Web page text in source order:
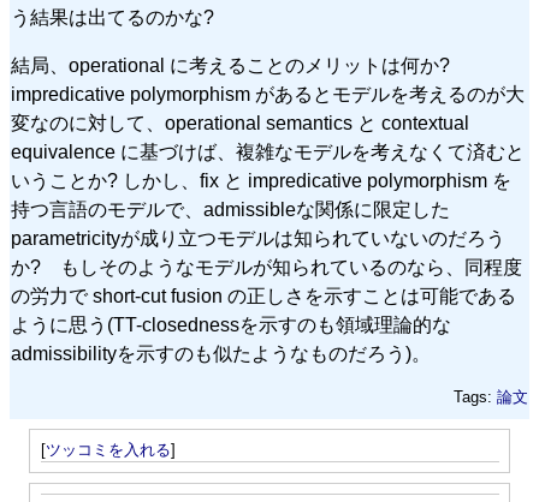
う結果は出てるのかな?
結局、operational に考えることのメリットは何か?
impredicative polymorphism があるとモデルを考えるのが大
変なのに対して、operational semantics と contextual
equivalence に基づけば、複雑なモデルを考えなくて済むと
いうことか? しかし、fix と impredicative polymorphism を
持つ言語のモデルで、admissibleな関係に限定した
parametricityが成り立つモデルは知られていないのだろう
か? もしそのようなモデルが知られているのなら、同程度
の労力で short-cut fusion の正しさを示すことは可能である
ように思う(TT-closednessを示すのも領域理論的な
admissibilityを示すのも似たようなものだろう)。
Tags: 論文
[ツッコミを入れる]